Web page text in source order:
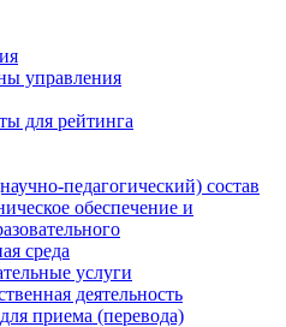
управления
для рейтинга
педагогический) состав
обеспечение и
среда
услуги
деятельность
приема (перевода)